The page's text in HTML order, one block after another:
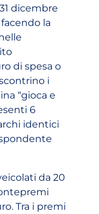
dicembre
la
di spesa o
i
“gioca e
6
identici
da 20
Tra i premi